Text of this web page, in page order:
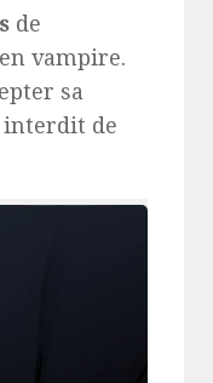
de
vampire.
sa
de